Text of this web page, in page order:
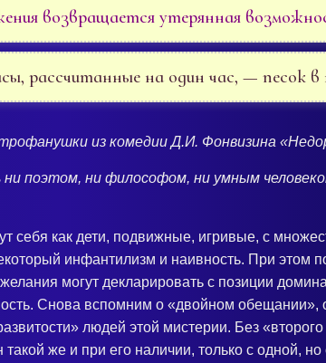
возвращается утерянная
рассчитанные на один час, — песок
из комедии Д.И. Фонвизина
ни поэтом, ни философом, ни умным
себя как дети, подвижные, игривые, с
инфантилизм и наивность. При этом
могут декларировать с позиции
Снова вспомним о «двойном
людей этой мистерии. Без
же и при его наличии, только с одной,